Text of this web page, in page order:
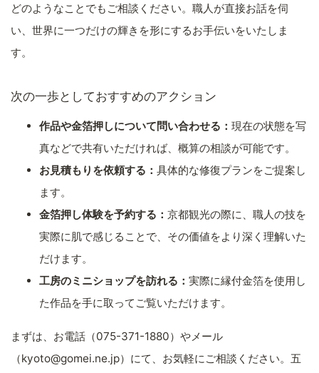
どのようなことでもご相談ください。職人が直接お話を伺
い、世界に一つだけの輝きを形にするお手伝いをいたしま
す。
次の一歩としておすすめのアクション
作品や金箔押しについて問い合わせる： 現在の状態を写
真などで共有いただければ、概算の相談が可能です。
お見積もりを依頼する： 具体的な修復プランをご提案し
ます。
金箔押し体験を予約する： 京都観光の際に、職人の技を
実際に肌で感じることで、その価値をより深く理解いた
だけます。
工房のミニショップを訪れる： 実際に縁付金箔を使用し
た作品を手に取ってご覧いただけます。
まずは、お電話（075-371-1880）やメール
（kyoto@gomei.ne.jp）にて、お気軽にご相談ください。五